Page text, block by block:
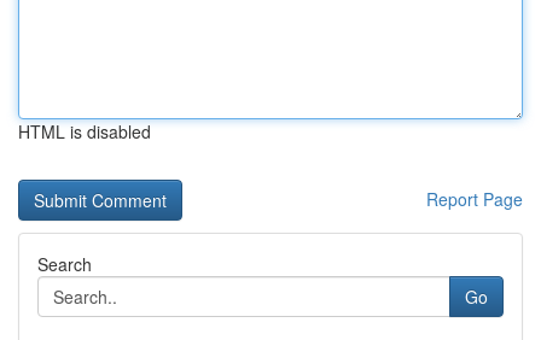
HTML is disabled
Report Page
Search
Go